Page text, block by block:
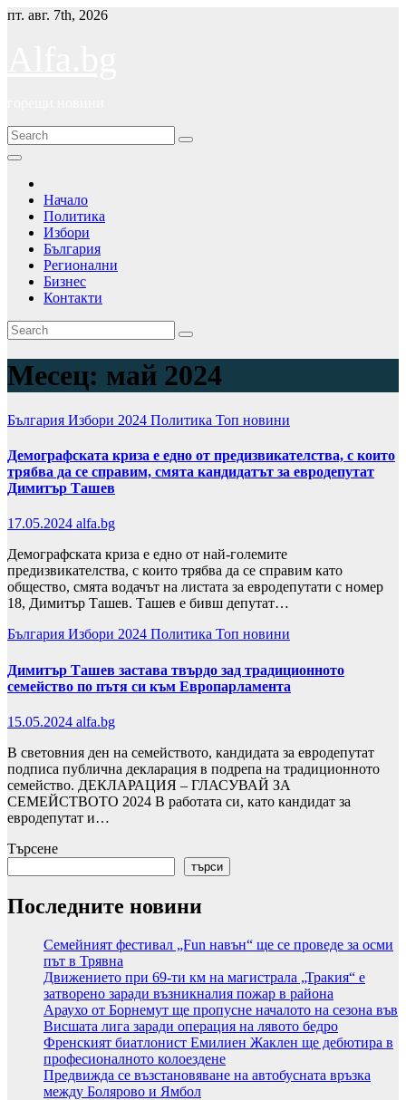
Skip
пт. авг. 7th, 2026
Начало
Политика
Избори
България
Регионални
Бизнес
Контакти
Месец: май 2024
България Избори 2024 Политика Топ новини
Демографската криза е едно от предизвикателства, с които
трябва да се справим, смята кандидатът за евродепутат
Димитър Ташев
17.05.2024 alfa.bg
Демографската криза е едно от най-големите
предизвикателства, с които трябва да се справим като
общество, смята водачът на листата за евродепутати с номер
18, Димитър Ташев. Ташев е бивш депутат…
България Избори 2024 Политика Топ новини
Димитър Ташев застава твърдо зад традиционното
семейство по пътя си към Европарламента
15.05.2024 alfa.bg
В световния ден на семейството, кандидата за евродепутат
подписа публична декларация в подрепа на традиционното
семейство. ДЕКЛАРАЦИЯ – ГЛАСУВАЙ ЗА
СЕМЕЙСТВОТО 2024 В работата си, като кандидат за
евродепутат и…
Търсене
търси
Последните новини
Семейният фестивал „Fun навън“ ще се проведе за осми
път в Трявна
Движението при 69-ти км на магистрала „Тракия“ е
затворено заради възникналия пожар в района
Араухо от Борнемут ще пропусне началото на сезона във
Висшата лига заради операция на лявото бедро
Френският биатлонист Емилиен Жаклен ще дебютира в
професионалното колоездене
Предвижда се възстановяване на автобусната връзка
между Болярово и Ямбол